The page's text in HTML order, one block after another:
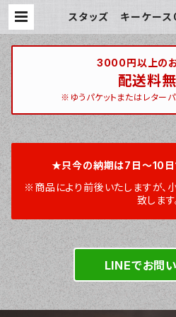
スタッズ キーケース
3000円以上の
配送料無
※ゆうパケットまたはレターパ
★只今の納期は7日～10
※商品により前後いたしますが
致します
LINEでお問